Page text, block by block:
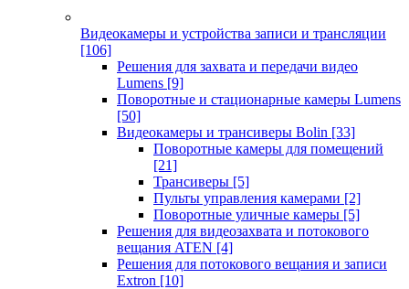
Видеокамеры и устройства записи и трансляции
[106]
Решения для захвата и передачи видео
Lumens [9]
Поворотные и стационарные камеры Lumens
[50]
Видеокамеры и трансиверы Bolin [33]
Поворотные камеры для помещений
[21]
Трансиверы [5]
Пульты управления камерами [2]
Поворотные уличные камеры [5]
Решения для видеозахвата и потокового
вещания ATEN [4]
Решения для потокового вещания и записи
Extron [10]